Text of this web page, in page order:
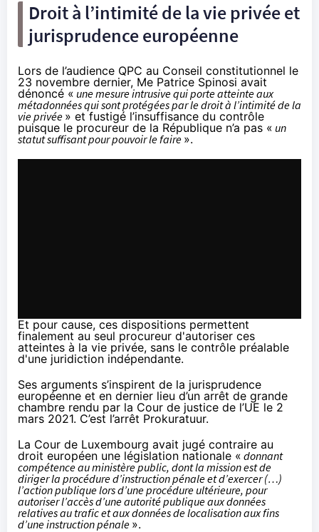
Droit à l’intimité de la vie privée et
jurisprudence européenne
Lors de l’audience QPC au Conseil constitutionnel le
23 novembre dernier, Me Patrice Spinosi avait
dénoncé « une mesure intrusive qui porte atteinte aux
métadonnées qui sont protégées par le droit à l’intimité de la
vie privée » et fustigé l’insuffisance du contrôle
puisque le procureur de la République n’a pas « un
statut suffisant pour pouvoir le faire ».
Et pour cause, ces dispositions permettent
finalement au seul procureur d'autoriser ces
atteintes à la vie privée, sans le contrôle préalable
d'une juridiction indépendante.
Ses arguments s’inspirent de la jurisprudence
européenne et en dernier lieu d’un arrêt de grande
chambre rendu par la Cour de justice de l’UE le 2
mars 2021. C’est l’arrêt Prokuratuur.
La Cour de Luxembourg avait jugé contraire au
droit européen une législation nationale « donnant
compétence au ministère public, dont la mission est de
diriger la procédure d’instruction pénale et d’exercer (…)
l’action publique lors d’une procédure ultérieure, pour
autoriser l’accès d’une autorité publique aux données
relatives au trafic et aux données de localisation aux fins
d’une instruction pénale ».